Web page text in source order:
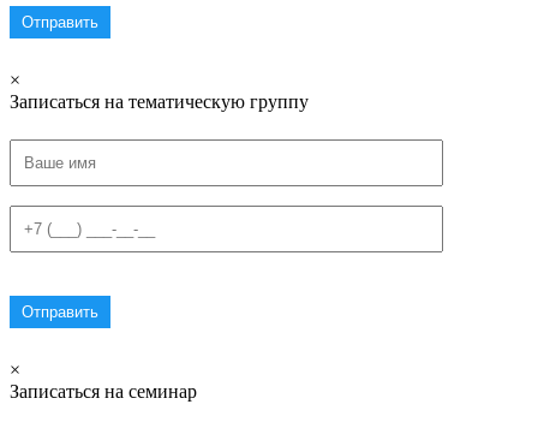
×
Записаться на тематическую группу
×
Записаться на семинар